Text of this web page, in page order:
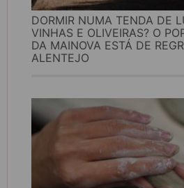
DORMIR NUMA TENDA DE
VINHAS E OLIVEIRAS? O
DA MAINOVA ESTÁ DE
ALENTEJO